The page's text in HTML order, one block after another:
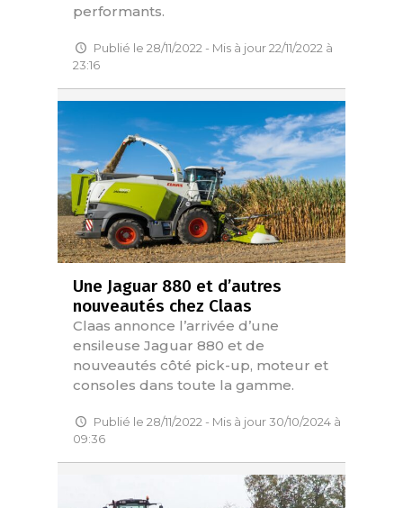
performants.
Publié le 28/11/2022 - Mis à jour 22/11/2022 à
23:16
Une Jaguar 880 et d’autres
nouveautés chez Claas
Claas annonce l’arrivée d’une
ensileuse Jaguar 880 et de
nouveautés côté pick-up, moteur et
consoles dans toute la gamme.
Publié le 28/11/2022 - Mis à jour 30/10/2024 à
09:36